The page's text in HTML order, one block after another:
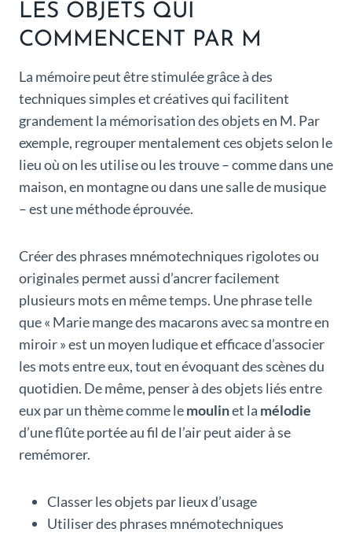
LES OBJETS QUI
COMMENCENT PAR M
La mémoire peut être stimulée grâce à des
techniques simples et créatives qui facilitent
grandement la mémorisation des objets en M. Par
exemple, regrouper mentalement ces objets selon le
lieu où on les utilise ou les trouve – comme dans une
maison, en montagne ou dans une salle de musique
– est une méthode éprouvée.
Créer des phrases mnémotechniques rigolotes ou
originales permet aussi d’ancrer facilement
plusieurs mots en même temps. Une phrase telle
que « Marie mange des macarons avec sa montre en
miroir » est un moyen ludique et efficace d’associer
les mots entre eux, tout en évoquant des scènes du
quotidien. De même, penser à des objets liés entre
eux par un thème comme lemoulinet la mélodie
d’une flûte portée au fil de l’air peut aider à se
remémorer.
Classer les objets par lieux d’usage
Utiliser des phrases mnémotechniques